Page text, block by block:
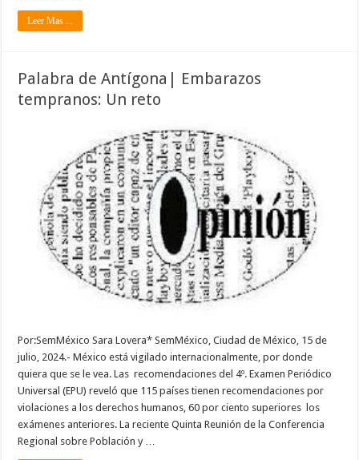
Leer Mas ...
Palabra de Antígona| Embarazos
tempranos: Un reto
Por:SemMéxico Sara Lovera* SemMéxico, Ciudad de México, 15 de
julio, 2024.- México está vigilado internacionalmente, por donde
quiera que se le vea. Las recomendaciones del 4º. Examen Periódico
Universal (EPU) reveló que 115 países tienen recomendaciones por
violaciones a los derechos humanos, 60 por ciento superiores los
exámenes anteriores. La reciente Quinta Reunión de la Conferencia
Regional sobre Población y …